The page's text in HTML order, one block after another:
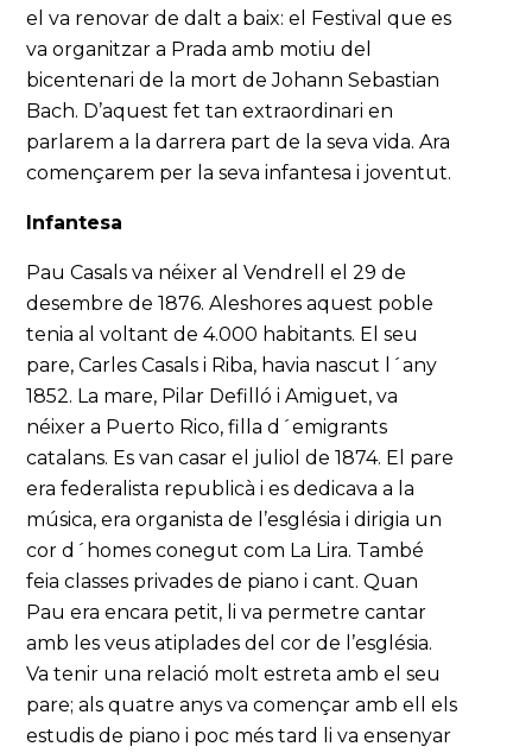
el va renovar de dalt a baix: el Festival que es
va organitzar a Prada amb motiu del
bicentenari de la mort de Johann Sebastian
Bach. D’aquest fet tan extraordinari en
parlarem a la darrera part de la seva vida. Ara
començarem per la seva infantesa i joventut.
Infantesa
Pau Casals va néixer al Vendrell el 29 de
desembre de 1876. Aleshores aquest poble
tenia al voltant de 4.000 habitants. El seu
pare, Carles Casals i Riba, havia nascut l´any
1852. La mare, Pilar Defilló i Amiguet, va
néixer a Puerto Rico, filla d´emigrants
catalans. Es van casar el juliol de 1874. El pare
era federalista republicà i es dedicava a la
música, era organista de l’església i dirigia un
cor d´homes conegut com La Lira. També
feia classes privades de piano i cant. Quan
Pau era encara petit, li va permetre cantar
amb les veus atiplades del cor de l’església.
Va tenir una relació molt estreta amb el seu
pare; als quatre anys va començar amb ell els
estudis de piano i poc més tard li va ensenyar